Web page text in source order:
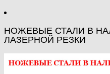
НОЖЕВЫЕ СТАЛИ В
ЛАЗЕРНОЙ РЕЗКИ